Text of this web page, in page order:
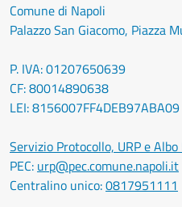
Comune di Napoli
Palazzo San Giacomo, Piazza
P. IVA: 01207650639
CF: 80014890638
LEI: 8156007FF4DEB97ABA09
Servizio Protocollo, URP e
PEC: urp@pec.comune.napoli.it
Centralino unico:0817951111